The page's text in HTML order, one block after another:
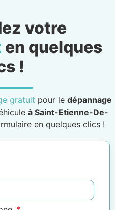
votre
en quelques
!
gratuit pour le dépannage
à Saint-Etienne-De-
en quelques clics !